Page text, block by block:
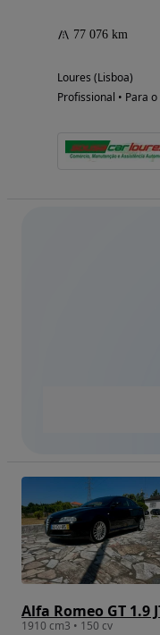
77 076 km
Loures (Lisboa)
Profissional • Para
Alfa Romeo GT 1.9
1910 cm3 • 150 cv